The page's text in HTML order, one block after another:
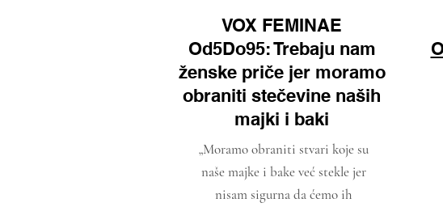
VOX FEMINAE
Od5Do95: Trebaju nam
ženske priče jer moramo
obraniti stečevine naših
majki i baki
„Moramo obraniti stvari koje su
naše majke i bake već stekle jer
nisam sigurna da ćemo ih